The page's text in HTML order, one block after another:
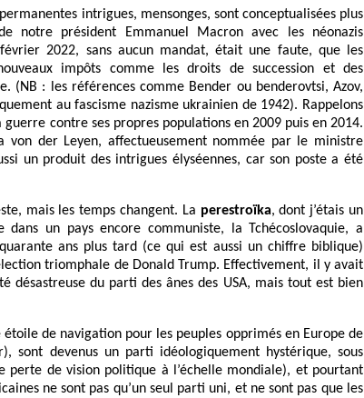
intrigues, mensonges, sont conceptualisées plus
notre président Emmanuel Macron avec les néonazis
2022, sans aucun mandat, était une faute, que les
impôts comme les droits de succession et des
(NB : les références comme Bender ou benderovtsi, Azov,
au fascisme nazisme ukrainien de 1942). Rappelons
contre ses propres populations en 2009 puis en 2014.
von der Leyen, affectueusement nommée par le ministre
un produit des intrigues élyséennes, car son poste a été
mais les temps changent. La perestroïka, dont j’étais un
dans un pays encore communiste, la Tchécoslovaquie, a
ans plus tard (ce qui est aussi un chiffre biblique)
triomphale de Donald Trump. Effectivement, il y avait
désastreuse du parti des ânes des USA, mais tout est bien
de navigation pour les peuples opprimés en Europe de
sont devenus un parti idéologiquement hystérique, sous
perte de vision politique à l’échelle mondiale), et pourtant
ne sont pas qu’un seul parti uni, et ne sont pas que les